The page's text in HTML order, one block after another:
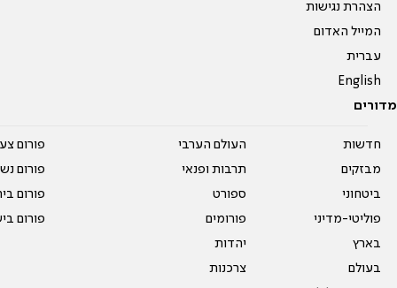
הצהרת נגישות
המייל האדום
עברית
English
מדורים
חדשות
מבזקים
ביטחוני
פוליטי-מדיני
בארץ
בעולם
העולם הערבי
תרבות ופנאי
ספורט
פורומים
יהדות
צרכנות
פורום
פורום
פורום
פורום